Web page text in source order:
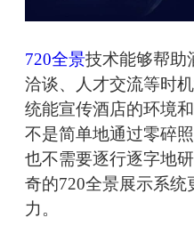
720全景技术能够帮助
洽谈、人才交流等时
统能宣传酒店的环境
不是简单地通过零碎
也不需要逐行逐字地
奇的720全景展示系
力。